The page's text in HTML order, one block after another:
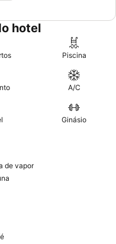
hotel
Piscina
A/C
Ginásio
de vapor